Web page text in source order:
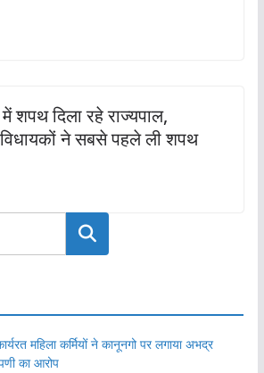
शपथ दिला रहे राज्यपाल,
ने सबसे पहले ली शपथ
खोजें
महिला कर्मियों ने कानूनगो पर लगाया अभद्र
का आरोप